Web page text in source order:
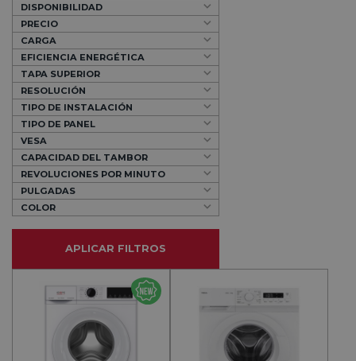
DISPONIBILIDAD
PRECIO
CARGA
EFICIENCIA ENERGÉTICA
TAPA SUPERIOR
RESOLUCIÓN
TIPO DE INSTALACIÓN
TIPO DE PANEL
VESA
CAPACIDAD DEL TAMBOR
REVOLUCIONES POR MINUTO
PULGADAS
COLOR
APLICAR FILTROS